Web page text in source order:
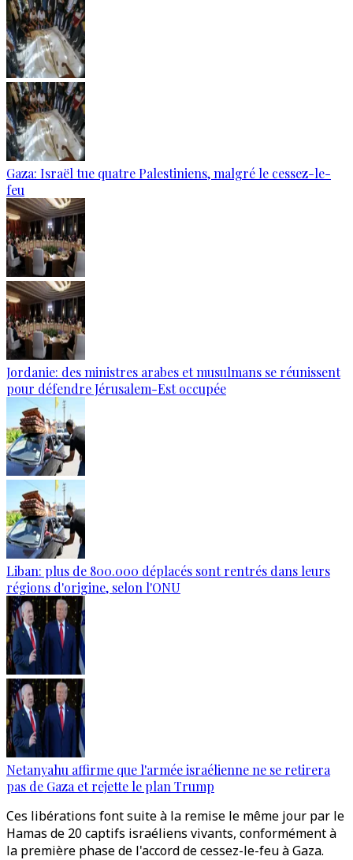
Gaza: Israël tue quatre Palestiniens, malgré le cessez-le-
feu
Jordanie: des ministres arabes et musulmans se réunissent
pour défendre Jérusalem-Est occupée
Liban: plus de 800.000 déplacés sont rentrés dans leurs
régions d'origine, selon l'ONU
Netanyahu affirme que l'armée israélienne ne se retirera
pas de Gaza et rejette le plan Trump
Ces libérations font suite à la remise le même jour par le
Hamas de 20 captifs israéliens vivants, conformément à
la première phase de l'accord de cessez-le-feu à Gaza.